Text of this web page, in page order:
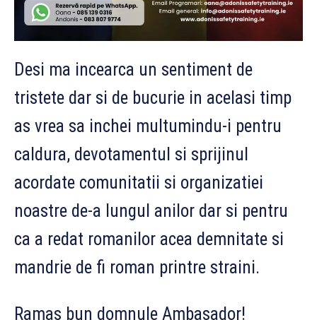
Desi ma incearca un sentiment de
tristete dar si de bucurie in acelasi timp
as vrea sa inchei multumindu-i pentru
caldura, devotamentul si sprijinul
acordate comunitatii si organizatiei
noastre de-a lungul anilor dar si pentru
ca a redat romanilor acea demnitate si
mandrie de fi roman printre straini.
Ramas bun domnule Ambasador!